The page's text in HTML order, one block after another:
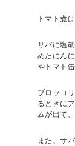
トマト煮
サバに塩
めたにん
やトマト
ブロッコ
るときに
ムが出て
また、サ